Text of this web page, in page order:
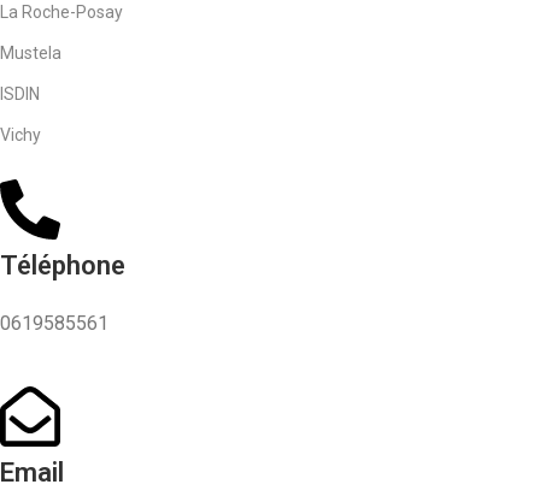
La Roche-Posay
Mustela
ISDIN
Vichy
Téléphone
0619585561
Email